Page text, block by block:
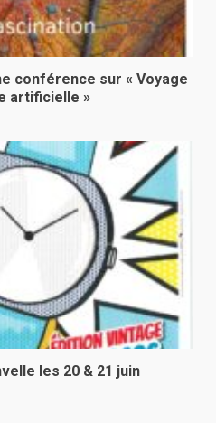
conférence sur « Voyage
artificielle »
les 20 & 21 juin